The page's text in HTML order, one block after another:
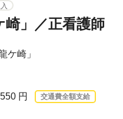
」／正看護師
ケ崎」
円
交通費全額支給